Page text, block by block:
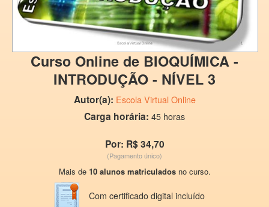
Curso Online de BIOQUÍMICA -
INTRODUÇÃO - NÍVEL 3
Autor(a): Escola Virtual Online
Carga horária: 45 horas
Por: R$ 34,70
(Pagamento único)
Mais de 10 alunos matriculadosno curso.
Com certificado digital incluído